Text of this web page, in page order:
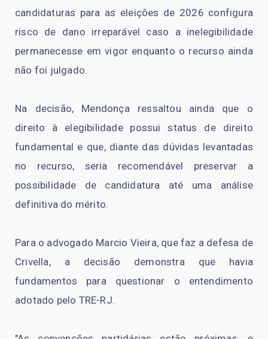
candidaturas para as eleições de 2026 configura
risco de dano irreparável caso a inelegibilidade
permanecesse em vigor enquanto o recurso ainda
não foi julgado.
Na decisão, Mendonça ressaltou ainda que o
direito à elegibilidade possui status de direito
fundamental e que, diante das dúvidas levantadas
no recurso, seria recomendável preservar a
possibilidade de candidatura até uma análise
definitiva do mérito.
Para o advogado Marcio Vieira, que faz a defesa de
Crivella, a decisão demonstra que havia
fundamentos para questionar o entendimento
adotado pelo TRE-RJ.